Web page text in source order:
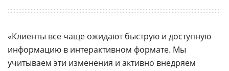
«Клиенты все чаще ожидают быструю и доступную
информацию в интерактивном формате. Мы
учитываем эти изменения и активно внедряем